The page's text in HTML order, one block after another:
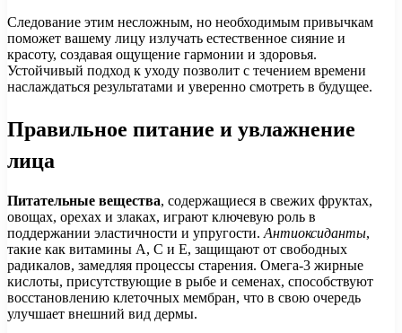
Следование этим несложным, но необходимым привычкам
поможет вашему лицу излучать естественное сияние и
красоту, создавая ощущение гармонии и здоровья.
Устойчивый подход к уходу позволит с течением времени
наслаждаться результатами и уверенно смотреть в будущее.
Правильное питание и увлажнение
лица
Питательные вещества, содержащиеся в свежих фруктах,
овощах, орехах и злаках, играют ключевую роль в
поддержании эластичности и упругости.Антиоксиданты,
такие как витамины A, C и E, защищают от свободных
радикалов, замедляя процессы старения. Омега-3 жирные
кислоты, присутствующие в рыбе и семенах, способствуют
восстановлению клеточных мембран, что в свою очередь
улучшает внешний вид дермы.